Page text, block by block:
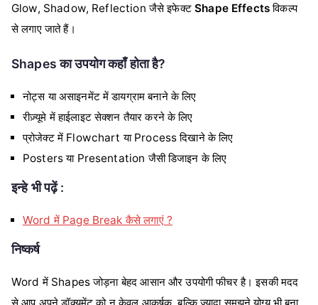
Glow, Shadow, Reflection जैसे इफेक्टShape Effectsविकल्प
से लगाए जाते हैं।
Shapes का उपयोग कहाँ होता है?
नोट्स या असाइनमेंट में डायग्राम बनाने के लिए
रीज़्यूमे में हाईलाइट सेक्शन तैयार करने के लिए
प्रोजेक्ट में Flowchart या Process दिखाने के लिए
Posters या Presentation जैसी डिजाइन के लिए
इन्हे भी पढ़ें :
Word में Page Break कैसे लगाएं ?
निष्कर्ष
Word में Shapes जोड़ना बेहद आसान और उपयोगी फीचर है। इसकी मदद